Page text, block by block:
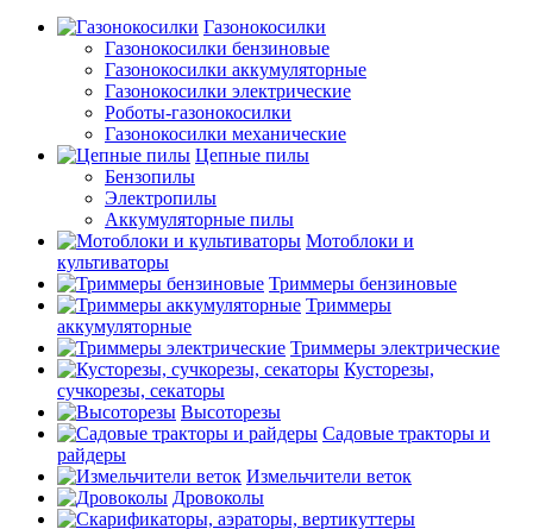
Газонокосилки
Газонокосилки бензиновые
Газонокосилки аккумуляторные
Газонокосилки электрические
Роботы-газонокосилки
Газонокосилки механические
Цепные пилы
Бензопилы
Электропилы
Аккумуляторные пилы
Мотоблоки и
культиваторы
Триммеры бензиновые
Триммеры
аккумуляторные
Триммеры электрические
Кусторезы,
сучкорезы, секаторы
Высоторезы
Садовые тракторы и
райдеры
Измельчители веток
Дровоколы